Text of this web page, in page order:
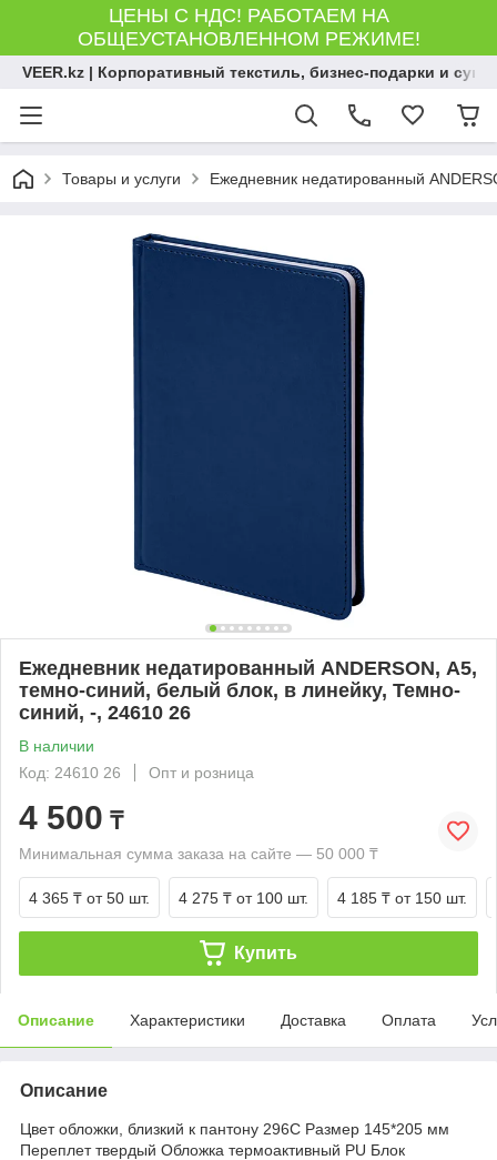
ЦЕНЫ С НДС! РАБОТАЕМ НА
ОБЩЕУСТАНОВЛЕННОМ РЕЖИМЕ!
VEER.kz | Корпоративный текстиль, бизнес-подарки и
Товары и услуги Ежедневник недатированный
Ежедневник недатированный ANDERSON, А5,
темно-синий, белый блок, в линейку, Темно-
синий, -, 24610 26
В наличии
Код: 24610 26
Опт и розница
4 500 ₸
Минимальная сумма заказа на сайте — 50 000 ₸
4 365 ₸ от 50 шт. 4 275 ₸ от 100 шт. 4 185 ₸ от 150 шт.
Купить
Описание Характеристики Доставка Оплата
Описание
Цвет обложки, близкий к пантону 296C Размер 145*205 мм
Переплет твердый Обложка термоактивный PU Блок